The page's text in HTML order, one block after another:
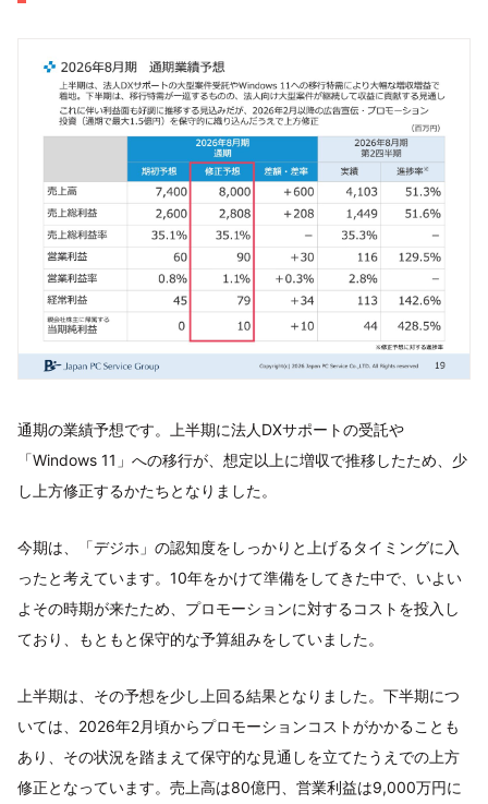
通期の業績予想です。上半期に法人DXサポートの受託や
「Windows 11」への移行が、想定以上に増収で推移したため、少
し上方修正するかたちとなりました。
今期は、「デジホ」の認知度をしっかりと上げるタイミングに入
ったと考えています。10年をかけて準備をしてきた中で、いよい
よその時期が来たため、プロモーションに対するコストを投入し
ており、もともと保守的な予算組みをしていました。
上半期は、その予想を少し上回る結果となりました。下半期につ
いては、2026年2月頃からプロモーションコストがかかることも
あり、その状況を踏まえて保守的な見通しを立てたうえでの上方
修正となっています。売上高は80億円、営業利益は9,000万円に